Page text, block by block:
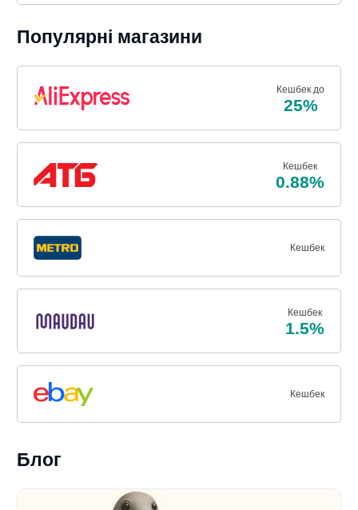
Популярні магазини
Кешбек до
25%
Кешбек
0.88%
Кешбек
Кешбек
1.5%
Кешбек
Блог